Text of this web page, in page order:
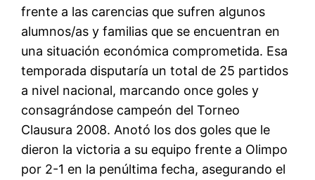
frente a las carencias que sufren algunos
alumnos/as y familias que se encuentran en
una situación económica comprometida. Esa
temporada disputaría un total de 25 partidos
a nivel nacional, marcando once goles y
consagrándose campeón del Torneo
Clausura 2008. Anotó los dos goles que le
dieron la victoria a su equipo frente a Olimpo
por 2-1 en la penúltima fecha, asegurando el